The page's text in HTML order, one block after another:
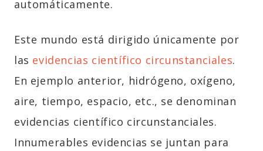
automáticamente.
Este mundo está dirigido únicamente por
las evidencias científico circunstanciales.
En ejemplo anterior, hidrógeno, oxígeno,
aire, tiempo, espacio, etc., se denominan
evidencias científico circunstanciales.
Innumerables evidencias se juntan para